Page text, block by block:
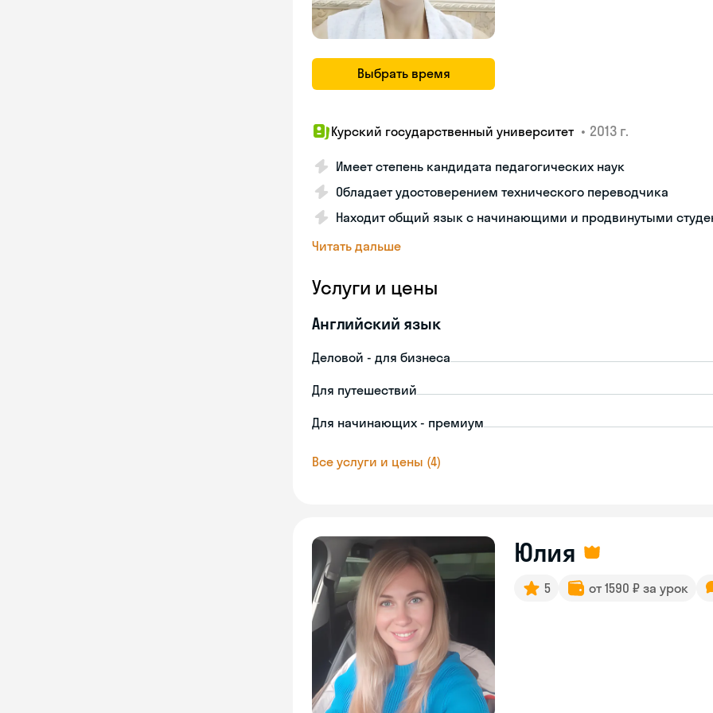
Выбрать время
Курский государственный университет • 2013 г.
Имеет степень кандидата педагогических наук
Обладает удостоверением технического переводчика
Находит общий язык с начинающими и продвинутыми
Читать дальше
Услуги и цены
Английский язык
Деловой - для бизнеса
Для путешествий
Для начинающих - премиум
Все услуги и цены (4)
Юлия
5 от 1590 ₽ за урок